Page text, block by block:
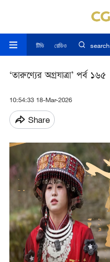
টিভি রেডিও search
‘তারুণ্যের অগ্রযাত্রা’ পর্ব ১৬৫
10:54:33 18-Mar-2026
Share